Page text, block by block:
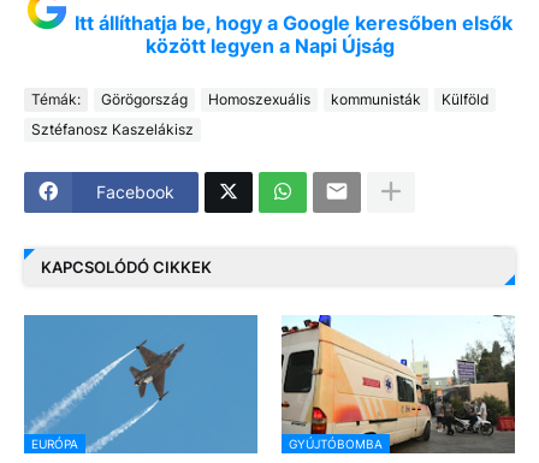
Itt állíthatja be, hogy a Google keresőben elsők
között legyen a Napi Újság
Témák: Görögország Homoszexuális kommunisták
Külföld
Sztéfanosz Kaszelákisz
Facebook
KAPCSOLÓDÓ CIKKEK
EURÓPA GYÚJTÓBOMBA